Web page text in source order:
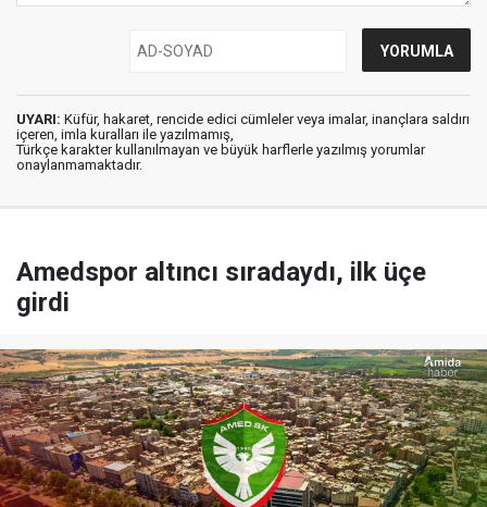
UYARI: Küfür, hakaret, rencide edici cümleler veya imalar, inançlara saldırı
içeren, imla kuralları ile yazılmamış,
Türkçe karakter kullanılmayan ve büyük harflerle yazılmış yorumlar
onaylanmamaktadır.
Amedspor altıncı sıradaydı, ilk üçe
girdi